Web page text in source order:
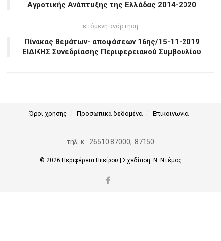
Αγροτικής Ανάπτυξης της Ελλάδας 2014-2020
επόμενη ανάρτηση
Πίνακας θεμάτων- αποφάσεων 16ης/15-11-2019
ΕΙΔΙΚΗΣ Συνεδρίασης Περιφερειακού Συμβουλίου
Όροι χρήσης Προσωπικά δεδομένα Επικοινωνία
τηλ. κ.: 26510.87000, .87150
© 2026 Περιφέρεια Ηπείρου | Σχεδίαση: Ν. Ντέμος